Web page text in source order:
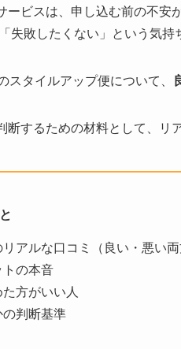
ビスは、申し込む前の不安
失敗したくない」という気持
スタイルアップ便について、
断するための材料として、リ
アルな口コミ（良い・悪い両
トの本音
方がいい人
の判断基準